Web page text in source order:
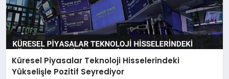
Küresel Piyasalar Teknoloji Hisselerindeki
Yükselişle Pozitif Seyrediyor